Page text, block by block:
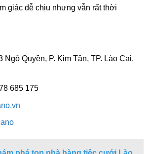
giác dễ chịu nhưng vẫn rất thời
Ngô Quyền, P. Kim Tân, TP. Lào Cai,
685 175